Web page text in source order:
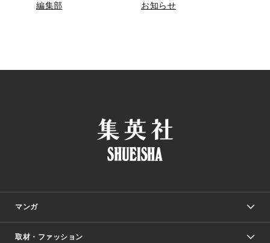
編集部 お知らせ
マンガ
少年マンガ
取材・ファッション